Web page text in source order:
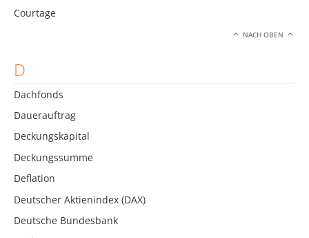
Courtage
NACH OBEN
D
Dachfonds
Dauerauftrag
Deckungskapital
Deckungssumme
Deflation
Deutscher Aktienindex (DAX)
Deutsche Bundesbank